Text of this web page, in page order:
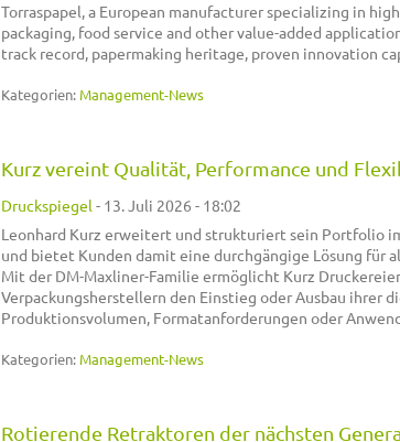
Torraspapel, a European manufacturer specializing in
packaging, food service and other value-added
track record, papermaking heritage, proven innovation
Kategorien: Management-News
Kurz vereint Qualität, Performance und
Druckspiegel - 13. Juli 2026 - 18:02
Leonhard Kurz erweitert und strukturiert sein Portfolio
und bietet Kunden damit eine durchgängige Lösung für
Mit der DM-Maxliner-Familie ermöglicht Kurz
Verpackungsherstellern den Einstieg oder Ausbau ihrer
Produktionsvolumen, Formatanforderungen oder
Kategorien: Management-News
Rotierende Retraktoren der nächsten